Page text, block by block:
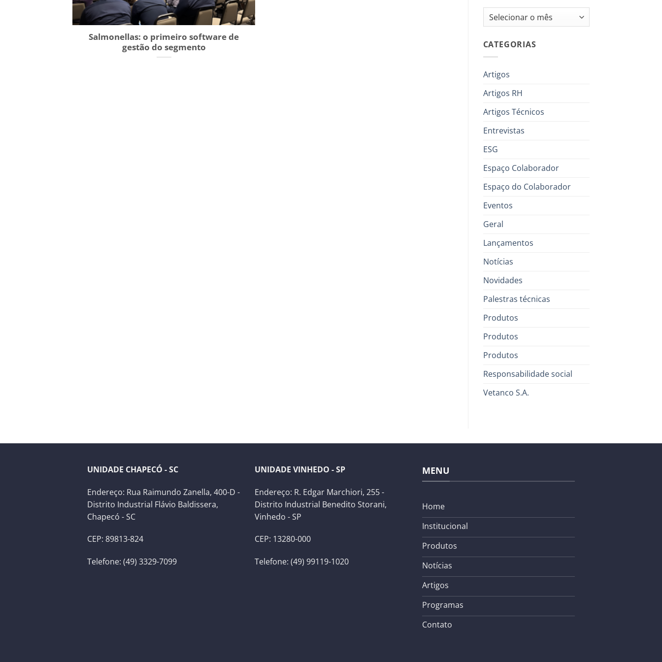
Salmonellas: o primeiro software de
gestão do segmento
Arquivos
CATEGORIAS
Artigos
Artigos RH
Artigos Técnicos
Entrevistas
ESG
Espaço Colaborador
Espaço do Colaborador
Eventos
Geral
Lançamentos
Notícias
Novidades
Palestras técnicas
Produtos
Produtos
Produtos
Responsabilidade social
Vetanco S.A.
UNIDADE CHAPECÓ - SC
Endereço: Rua Raimundo Zanella, 400-D -
Distrito Industrial Flávio Baldissera,
Chapecó - SC
CEP: 89813-824
Telefone: (49) 3329-7099
UNIDADE VINHEDO - SP
Endereço: R. Edgar Marchiori, 255 -
Distrito Industrial Benedito Storani,
Vinhedo - SP
CEP: 13280-000
Telefone: (49) 99119-1020
MENU
Home
Institucional
Produtos
Notícias
Artigos
Programas
Contato